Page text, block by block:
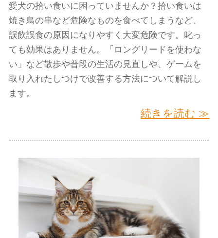
愛犬の拾い食いに困っていませんか？拾い食いは
焼き鳥の串など危険なものを食べてしまうなど、
誤飲誤食の原因になりやすく大変危険です。叱っ
ても効果はありません。「ロングリードを使わな
い」など散歩や普段の生活の見直しや、ゲームを
取り入れたしつけで改善する方法について解説し
ます。
続きを読む ≫